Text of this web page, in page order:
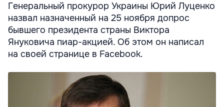
Генеральный прокурор Украины Юрий Луценко
назвал назначенный на 25 ноября допрос
бывшего президента страны Виктора
Януковича пиар-акцией. Об этом он написал
на своей странице в Facebook.